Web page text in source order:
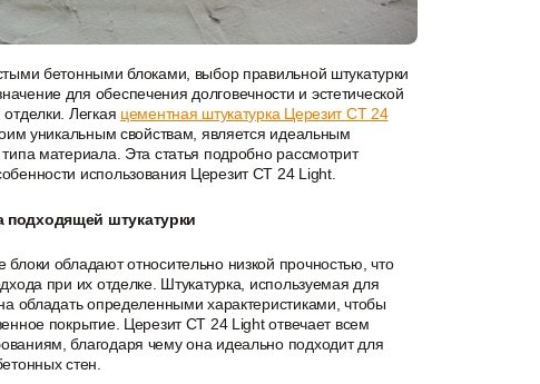
вата
Цементные растворы
Цемент
Показать больше
Шпаклевки
Финишная шпаклёвка
Показать больше
бетонными блоками, выбор правильной штукатурки
для обеспечения долговечности и эстетической
Легкая цементная штукатурка Церезит CT 24
уникальным свойствам, является идеальным
материала. Эта статья подробно рассмотрит
использования Церезит CT 24 Light.
штукатурки
обладают относительно низкой прочностью, что
при их отделке. Штукатурка, используемая для
обладать определенными характеристиками, чтобы
покрытие. Церезит CT 24 Light отвечает всем
благодаря чему она идеально подходит для
стен.